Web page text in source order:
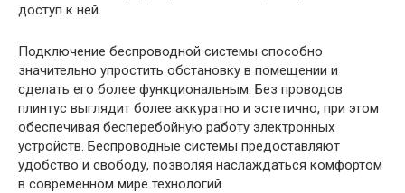
доступ к ней.
Подключение беспроводной системы способно
значительно упростить обстановку в помещении и
сделать его более функциональным. Без проводов
плинтус выглядит более аккуратно и эстетично, при этом
обеспечивая бесперебойную работу электронных
устройств. Беспроводные системы предоставляют
удобство и свободу, позволяя наслаждаться комфортом
в современном мире технологий.